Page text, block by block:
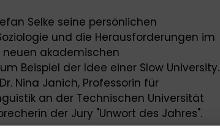
Selke seine persönlichen
und die Herausforderungen im
akademischen
Beispiel der Idee einer Slow University.
Nina Janich, Professorin für
an der Technischen Universität
der Jury "Unwort des Jahres".